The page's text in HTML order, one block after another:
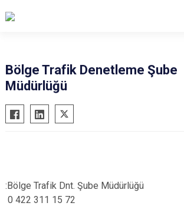
Bölge Trafik Denetleme Şube
Müdürlüğü
:Bölge Trafik Dnt. Şube Müdürlüğü
0 422 311 15 72